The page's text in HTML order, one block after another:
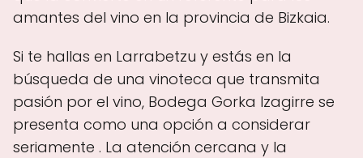
amantes del vino en la provincia de Bizkaia.
Si te hallas en Larrabetzu y estás en la
búsqueda de una vinoteca que transmita
pasión por el vino, Bodega Gorka Izagirre se
presenta como una opción a considerar
seriamente . La atención cercana y la